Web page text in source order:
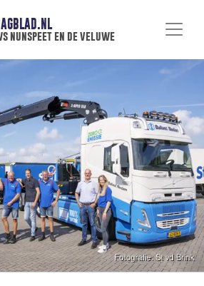
nunspeet en de veluwe